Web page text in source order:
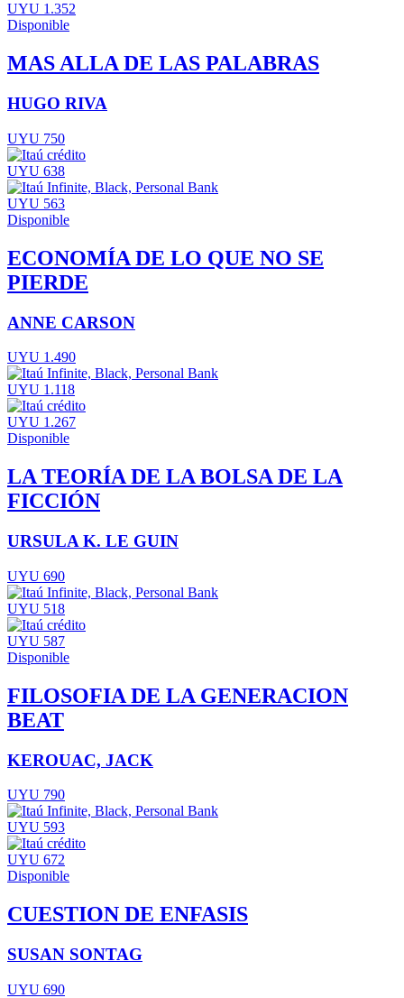
UYU 1.352
Disponible
MAS ALLA DE LAS PALABRAS
HUGO RIVA
UYU 750
UYU 638
UYU 563
Disponible
ECONOMÍA DE LO QUE NO SE
PIERDE
ANNE CARSON
UYU 1.490
UYU 1.118
UYU 1.267
Disponible
LA TEORÍA DE LA BOLSA DE LA
FICCIÓN
URSULA K. LE GUIN
UYU 690
UYU 518
UYU 587
Disponible
FILOSOFIA DE LA GENERACION
BEAT
KEROUAC, JACK
UYU 790
UYU 593
UYU 672
Disponible
CUESTION DE ENFASIS
SUSAN SONTAG
UYU 690